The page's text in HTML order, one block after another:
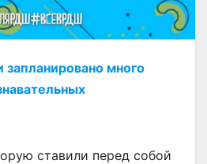
запланировано много
ставили перед собой